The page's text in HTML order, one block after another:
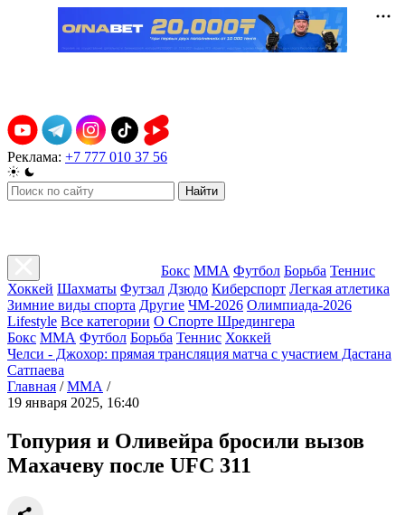
Реклама: +7 777 010 37 56
Найти
Бокс ММА Футбол Борьба Теннис
Хоккей Шахматы Футзал Дзюдо Киберспорт Легкая атлетика
Зимние виды спорта Другие ЧМ-2026 Олимпиада-2026
Lifestyle Все категории О Спорте Шредингера
Бокс ММА Футбол Борьба Теннис Хоккей
Челси - Джохор: прямая трансляция матча с участием Дастана
Сатпаева
Главная / ММА /
19 января 2025, 16:40
Топурия и Оливейра бросили вызов
Махачеву после UFC 311